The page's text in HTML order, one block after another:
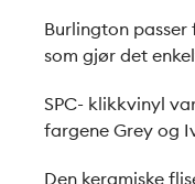
Burlington
som gjør det
SPC- klikkvinyl
fargene Grey og
Den keramiske